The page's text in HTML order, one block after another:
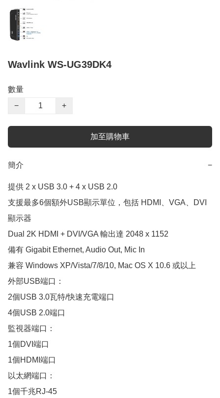
Wavlink WS-UG39DK4
數量
−
+
加至購物車
簡介 −
提供 2 x USB 3.0 + 4 x USB 2.0
支援最多6個額外USB顯示單位，包括 HDMI、VGA、DVI
顯示器
Dual 2K HDMI + DVI/VGA 輸出達 2048 x 1152
備有 Gigabit Ethernet, Audio Out, Mic In
兼容 Windows XP/Vista/7/8/10, Mac OS X 10.6 或以上
外部USB端口：
2個USB 3.0瓦特/快速充電端口
4個USB 2.0端口
監視器端口：
1個DVI端口
1個HDMI端口
以太網端口：
1個千兆RJ-45